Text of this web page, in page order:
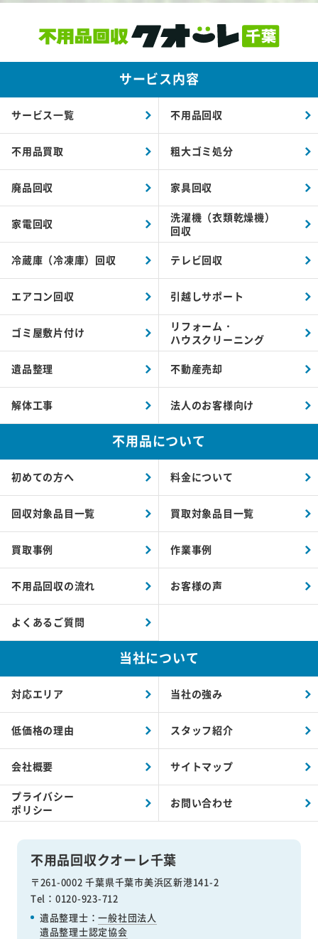
不用品回収クオーレ千葉
〒261-0002 千葉県千葉市美浜区新港141-2
Tel：0120-923-712
遺品整理士：一般社団法人
遺品整理士認定協会
サービス内容
サービス一覧 不用品回収
不用品買取 粗大ゴミ処分
廃品回収 家具回収
家電回収
洗濯機（衣類乾燥機）
回収
冷蔵庫（冷凍庫）回収 テレビ回収
エアコン回収 引越しサポート
ゴミ屋敷片付け
リフォーム・
ハウスクリーニング
遺品整理 不動産売却
解体工事 法人のお客様向け
不用品について
初めての方へ 料金について
回収対象品目一覧 買取対象品目一覧
買取事例 作業事例
不用品回収の流れ お客様の声
よくあるご質問
当社について
対応エリア 当社の強み
低価格の理由 スタッフ紹介
会社概要 サイトマップ
プライバシー
ポリシー
お問い合わせ